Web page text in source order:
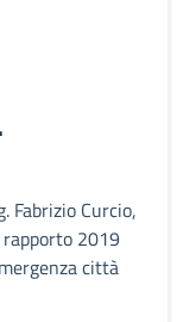
Fabrizio Curcio,
2019
città